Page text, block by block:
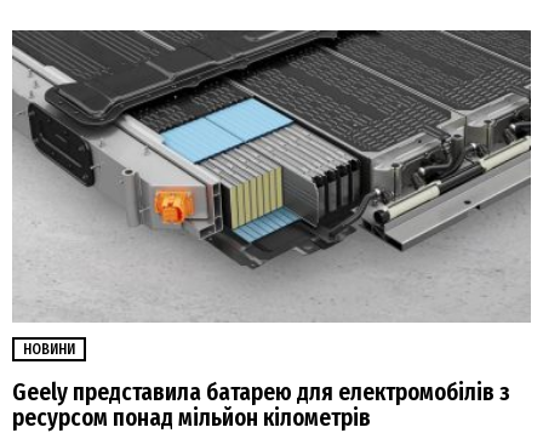
НОВИНИ
Geely представила батарею для електромобілів з
ресурсом понад мільйон кілометрів